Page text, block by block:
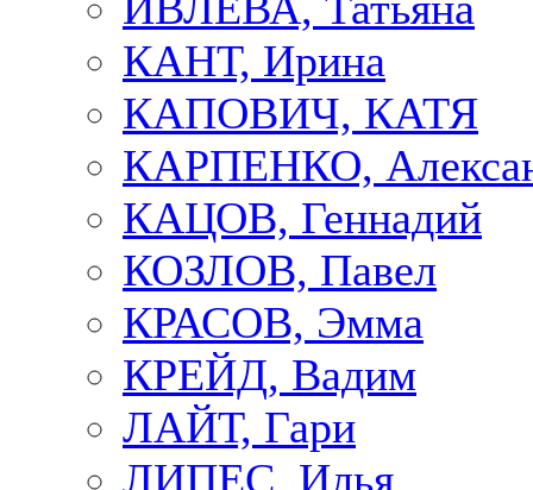
КАНТ, Ирина
КАПОВИЧ, КАТЯ
КАРПЕНКО,
КАЦОВ, Геннадий
КОЗЛОВ, Павел
КРАСОВ, Эмма
КРЕЙД, Вадим
ЛАЙТ, Гари
ЛИПЕС, Илья